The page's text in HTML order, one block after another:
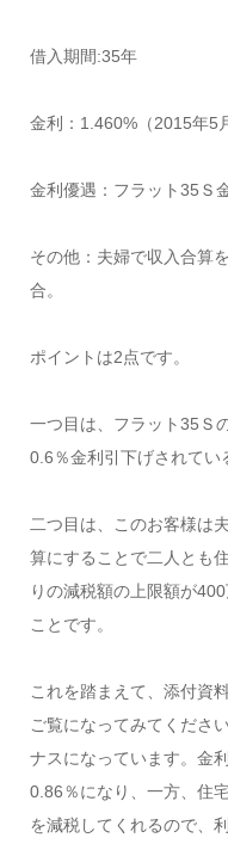
借入期間:35年
金利：1.460%（2015年5
金利優遇：フラット35Ｓ
その他：夫婦で収入合算
合。
ポイントは2点です。
一つ目は、フラット35Ｓ
0.6％金利引下げされてい
二つ目は、このお客様は
算にすることで二人とも
りの減税額の上限額が
ことです。
これを踏まえて、添付資
ご覧になってみてくださ
ナスになっています。金
0.86％になり、一方、住
を減税してくれるので、